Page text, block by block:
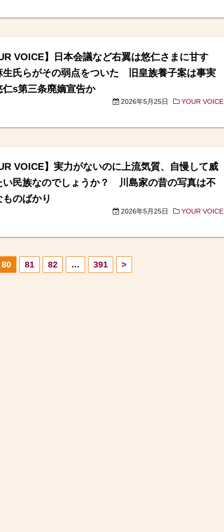
VOICE】日本会議など右翼は悠仁さまに甘す
生氏らがその弱点をついた 旧皇族養子案は事実
仁s第三条廃嫡宣告か
2026年5月25日 YOUR VOICE
VOICE】実力がないのに上流気質、自慢して威
い民族なのでしょうか？ 川島家の昔の写真は不
ものばかり
2026年5月25日 YOUR VOICE
80 81 82 … 391 >